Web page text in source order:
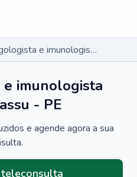
Alergologista e imunologista em Igarassu - PE
imunologista
- PE
e agende agora a sua